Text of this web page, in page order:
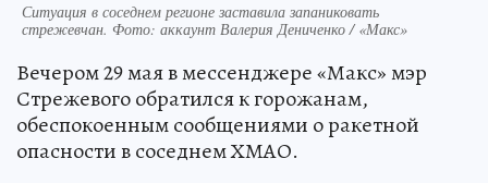
Ситуация в соседнем регионе заставила запаниковать
стрежевчан. Фото: аккаунт Валерия Дениченко / «Макс»
Вечером 29 мая в мессенджере «Макс» мэр
Стрежевого обратился к горожанам,
обеспокоенным сообщениями о ракетной
опасности в соседнем ХМАО.